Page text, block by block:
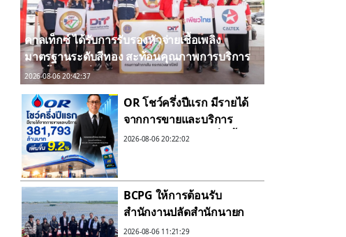
คาลเท็กซ์ ได้รับการรับรองหัวจ่ายเชื้อเพลิง
มาตรฐานระดับสีทอง สะท้อนคุณภาพการบริการ
ตอกย้ำความมั่นใจทุกการเติม
2026-08-06 20:42:37
OR โชว์ครึ่งปีแรก มีรายได้
จากการขายและบริการ
381,793 ล้านบาท เพิ่มขึ้น
2026-08-06 20:22:02
BCPG ให้การต้อนรับ
สำนักงานปลัดสำนักนายก
รัฐมนตรีเข้าศึกษาดูงาน ณ
2026-08-06 11:21:29